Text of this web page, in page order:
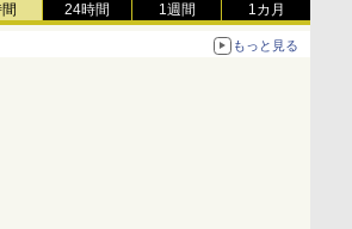
24時間 1週間 1カ月
もっと見る